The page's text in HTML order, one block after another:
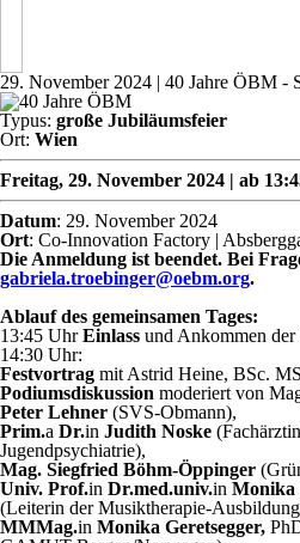
29. November 2024 | 40 Jahre ÖBM -
Typus: große Jubiläumsfeier
Ort: Wien
Freitag, 29. November 2024 | ab
Datum: 29. November 2024
Ort: Co-Innovation Factory |
Die Anmeldung ist beendet. Bei
gabriela.troebinger@oebm.org.
Ablauf des gemeinsamen Tages:
13:45 UhrEinlass und Ankommen der
14:30 Uhr:
Festvortrag mit Astrid Heine, BSc.
Podiumsdiskussion moderiert von
Peter Lehner (SVS-Obmann),
Prim.a Dr.in Judith Noske
Jugendpsychiatrie),
Mag. Siegfried Böhm-Öppinger
Univ. Prof.in Dr.med.univ.in Monika
(Leiterin der Musiktherapie-
MMMag.in Monika Geretsegger,